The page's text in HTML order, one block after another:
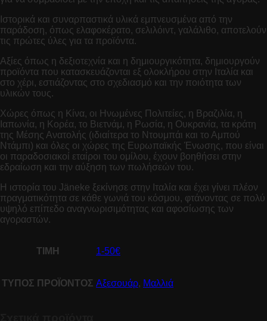
Ιστορικά και συναρπαστικά υλικά εμπνευσμένα από την
παράδοση, όπως ελαφοκέρατο, σελιλόιντ, γαλάλιθο, αποτελούν
τις πρώτες ύλες για τα προϊόντα.
Αξίες όπως η δεξιοτεχνία και η δημιουργικότητα, δημιουργούν
προϊόντα που κατασκευάζονται εξ ολοκλήρου στην Ιταλία και
στο χέρι, εστιάζοντας στο σχεδιασμό και την ποιότητα των
υλικών τους.
Χώρες όπως η Κίνα, οι Ηνωμένες Πολιτείες, η Βραζιλία, η
Ιαπωνία, η Κορέα, το Βιετνάμ, η Ρωσία, η Ουκρανία, τα κράτη
της Μέσης Ανατολής (ιδιαίτερα το Ντουμπάι και το Αμπού
Ντάμπι) και όλες οι χώρες της Ευρωπαϊκής Ένωσης, που είναι
οι παραδοσιακοί εταίροι του ομίλου, έχουν βοηθήσει στην
εδραίωση και την αύξηση των πωλήσεών του.
Η ιστορία του Jäneke ξεκίνησε στην Ιταλία και έχει γίνει πλέον
πραγματικότητα σε κάθε γωνιά του κόσμου, φτάνοντας σε πολύ
υψηλό επίπεδο αναγνωρισιμότητας και αφοσίωσης των
αγοραστών.
ΤΙΜΗ 1-50€
ΤΥΠΟΣ ΠΡΟΪΟΝΤΟΣ Αξεσουάρ, Μαλλιά